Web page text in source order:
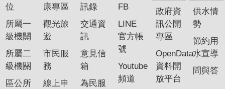
水
專
區
網
站
導
位
所屬一
級機關
所屬二
級機關
區公所
康專區
觀光旅
遊
市民服
務
線上申
訊錄
交通資
訊
意見信
箱
為民服
FB
LINE
官方帳
號
Youtube
頻道
政府資
訊公開
專區
OpenData
資料開
放平台
供水情
勢
節約用
水宣導
問與答